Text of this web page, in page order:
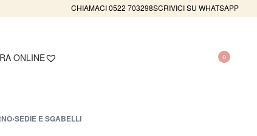
CHIAMACI 0522 703298SCRIVICI SU WHATSAPP
ONLINE 0
›SEDIE E SGABELLI